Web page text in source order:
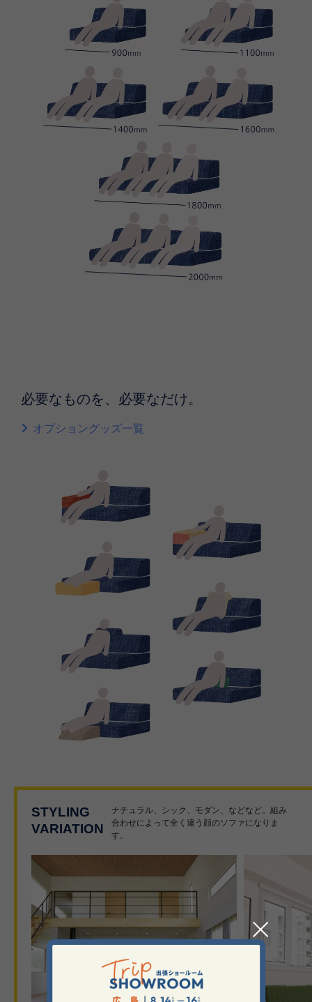
必要なものを、必要なだけ。
オプショングッズ一覧
STYLING
VARIATION
ナチュラル、シック、モダン、などなど。組み
合わせによって全く違う顔のソファになりま
す。